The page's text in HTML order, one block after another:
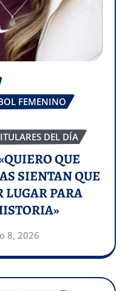
FEMENINO
DEL DÍA
QUE
SIENTAN QUE
LUGAR PARA
8, 2026